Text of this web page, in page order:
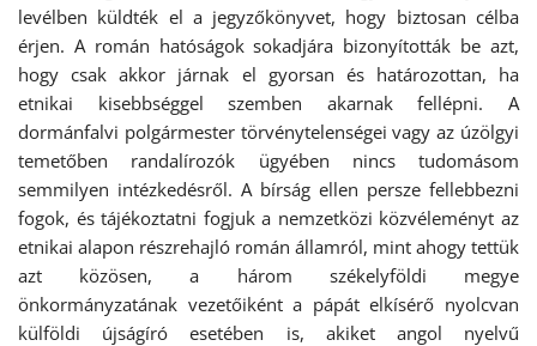
levélben küldték el a jegyzőkönyvet, hogy biztosan célba
érjen. A román hatóságok sokadjára bizonyították be azt,
hogy csak akkor járnak el gyorsan és határozottan, ha
etnikai kisebbséggel szemben akarnak fellépni. A
dormánfalvi polgármester törvénytelenségei vagy az úzölgyi
temetőben randalírozók ügyében nincs tudomásom
semmilyen intézkedésről. A bírság ellen persze fellebbezni
fogok, és tájékoztatni fogjuk a nemzetközi közvéleményt az
etnikai alapon részrehajló román államról, mint ahogy tettük
azt közösen, a három székelyföldi megye
önkormányzatának vezetőiként a pápát elkísérő nyolcvan
külföldi újságíró esetében is, akiket angol nyelvű